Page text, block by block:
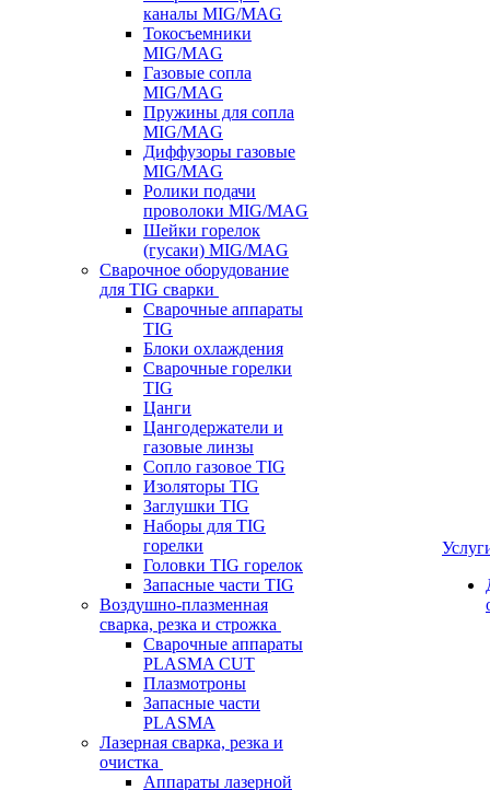
каналы MIG/MAG
Токосъемники
MIG/MAG
Газовые сопла
MIG/MAG
Пружины для сопла
MIG/MAG
Диффузоры газовые
MIG/MAG
Ролики подачи
проволоки MIG/MAG
Шейки горелок
(гусаки) MIG/MAG
Сварочное оборудование
для TIG сварки
Сварочные аппараты
TIG
Блоки охлаждения
Сварочные горелки
TIG
Цанги
Цангодержатели и
газовые линзы
Сопло газовое TIG
Изоляторы TIG
Заглушки TIG
Наборы для TIG
горелки
Головки TIG горелок
Запасные части TIG
Воздушно-плазменная
сварка, резка и строжка
Сварочные аппараты
PLASMA CUT
Плазмотроны
Запасные части
PLASMA
Лазерная сварка, резка и
очистка
Аппараты лазерной